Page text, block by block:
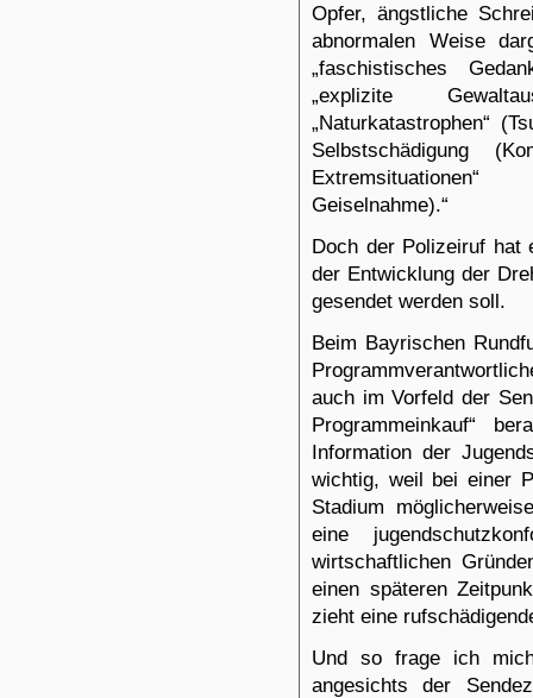
Opfer, ängstliche
abnormalen Weise
„faschistisches
„explizite
„Naturkatastrophen“
Selbstschädigung
Geiselnahme).“
Doch der Polizeiruf hat
der Entwicklung der
gesendet werden soll.
Beim Bayrischen
auch im Vorfeld der
Programmeinkauf“
Information der
wichtig, weil bei einer
Stadium
eine
wirtschaftlichen
einen späteren
zieht eine
Und so frage ich
angesichts der